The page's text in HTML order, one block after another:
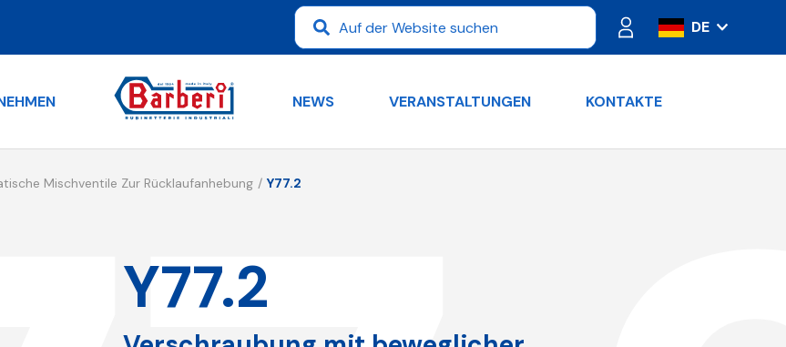
DE
IT
PT
NEWS VERANSTALTUNGEN KONTAKTE
Mischventile Zur Rücklaufanhebung Y77.2
Y77.2